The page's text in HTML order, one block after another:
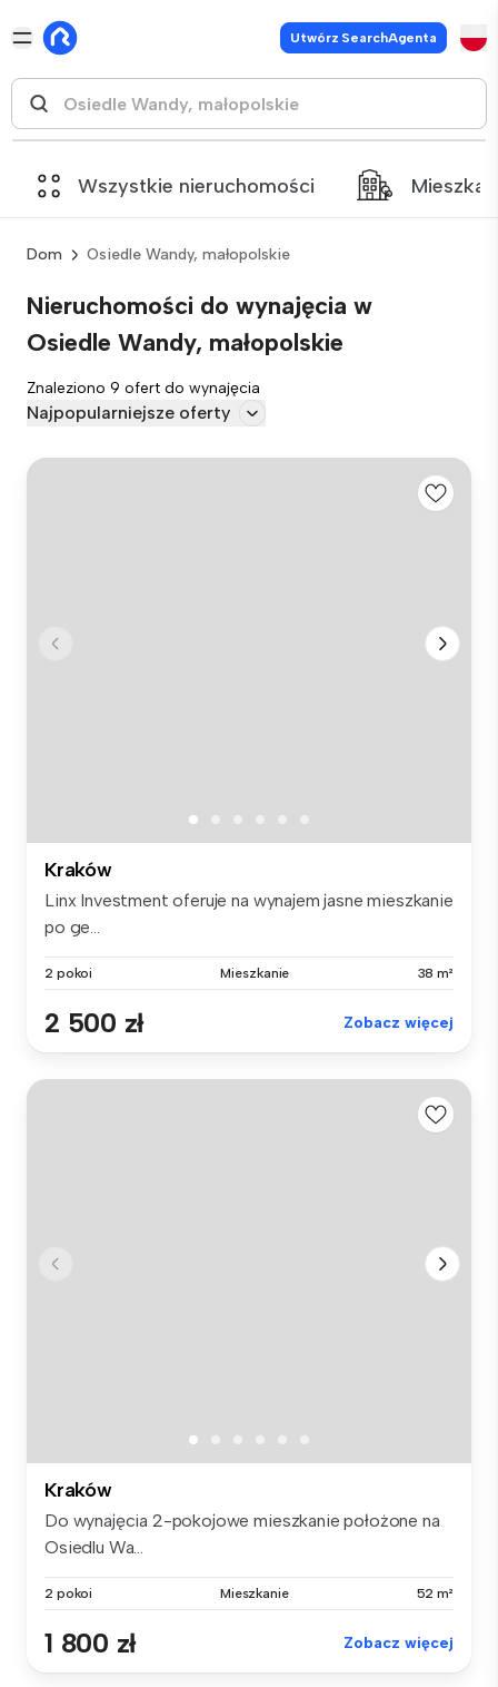
Utwórz SearchAgenta
Wszystkie nieruchomości
Dom Osiedle Wandy, małopolskie
Nieruchomości do wynajęcia w
Osiedle Wandy, małopolskie
Znaleziono 9 ofert do wynajęcia
Najpopularniejsze oferty
Kraków
Linx Investment oferuje na wynajem jasne mieszkanie
po ge...
2 pokoi Mieszkanie 38 m²
2 500 zł Zobacz więcej
Kraków
Do wynajęcia 2-pokojowe mieszkanie położone na
Osiedlu Wa...
2 pokoi Mieszkanie 52 m²
1 800 zł Zobacz więcej